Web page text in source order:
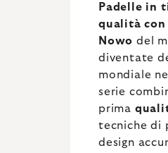
Padelle in
qualità
Nowo del
diventate
mondiale
serie
prima
tecniche di
design